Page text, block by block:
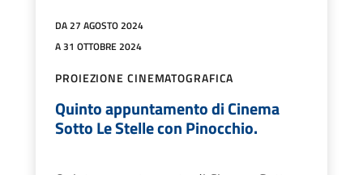
DA 27 AGOSTO 2024
A 31 OTTOBRE 2024
PROIEZIONE CINEMATOGRAFICA
Quinto appuntamento di Cinema
Sotto Le Stelle con Pinocchio.